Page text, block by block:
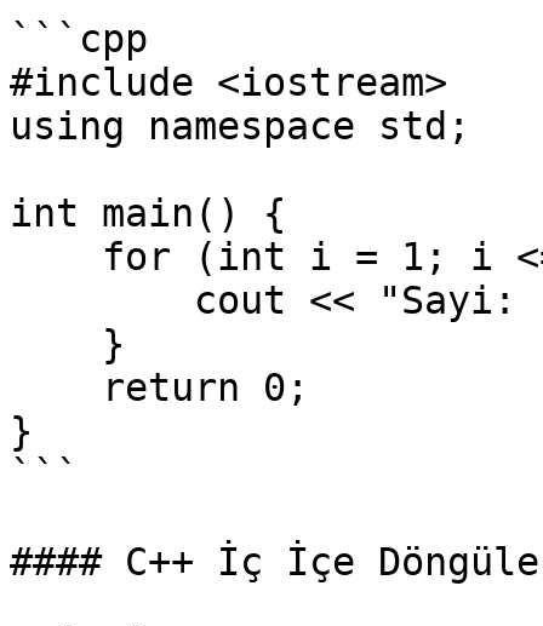
```cpp
#include <iostream>
using namespace std;
int main() {
}
```
#### C++ İç İçe